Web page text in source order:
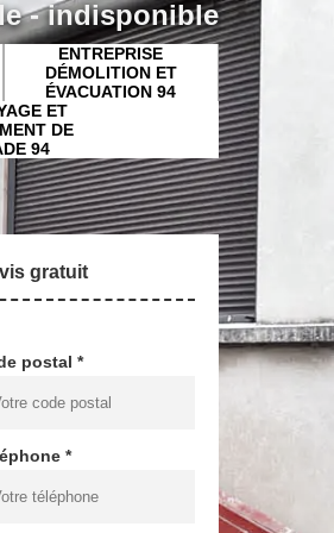
-indisponible
ENTREPRISE
DÉMOLITION ET
ÉVACUATION 94
ET
DE
94
gratuit
postal *
*